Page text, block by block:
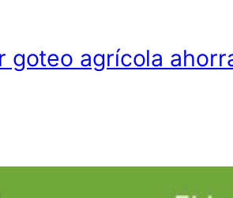
goteo agrícola